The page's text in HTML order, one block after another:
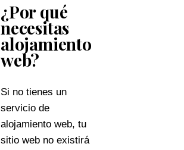
¿Por qué
necesitas
alojamiento
web?
Si no tienes un
servicio de
alojamiento web, tu
sitio web no existirá